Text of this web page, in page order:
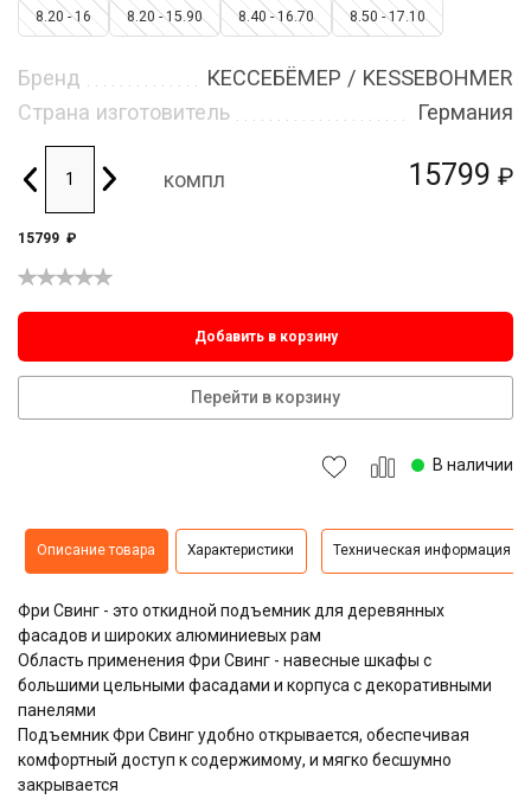
15799 ₽
8.20 - 16 8.20 - 15.90 8.40 - 16.70 8.50 - 17.10
Бренд
КЕССЕБЁМЕР / KESSEBOHMER
Страна изготовитель
Германия
компл
15799 ₽
Добавить в корзину
Перейти в корзину
В наличии
Описание товара Характеристики Техническая информация
Фри Свинг - это откидной подъемник для деревянных
фасадов и широких алюминиевых рам
Область применения Фри Свинг - навесные шкафы с
большими цельными фасадами и корпуса с декоративными
панелями
Подъемник Фри Свинг удобно открывается, обеспечивая
комфортный доступ к содержимому, и мягко бесшумно
закрывается